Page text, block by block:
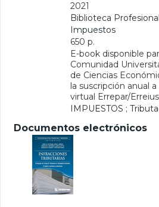
2021
Biblioteca
Impuestos
650 p.
E-book disponible
Comunidad
de Ciencias
la suscripción anual
virtual Errepar/Erreius
IMPUESTOS ;
Documentos electrónicos